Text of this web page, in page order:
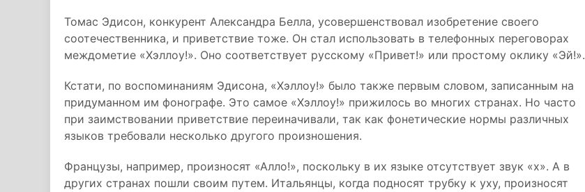
Томас Эдисон, конкурент Александра Белла, усовершенствовал изобретение своего
соотечественника, и приветствие тоже. Он стал использовать в телефонных переговорах
междометие «Хэллоу!». Оно соответствует русскому «Привет!» или простому оклику «Эй!».
Кстати, по воспоминаниям Эдисона, «Хэллоу!» было также первым словом, записанным на
придуманном им фонографе. Это самое «Хэллоу!» прижилось во многих странах. Но часто
при заимствовании приветствие переиначивали, так как фонетические нормы различных
языков требовали несколько другого произношения.
Французы, например, произносят «Алло!», поскольку в их языке отсутствует звук «х». А в
других странах пошли своим путем. Итальянцы, когда подносят трубку к уху, произносят